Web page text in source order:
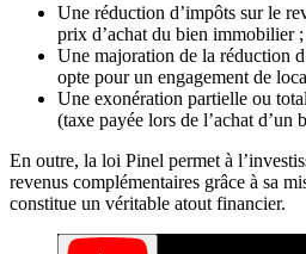
Une réduction d’impôts sur le
prix d’achat du bien immobilier ;
Une majoration de la réduction
opte pour un engagement de
Une exonération partielle ou
(taxe payée lors de l’achat d’un
En outre, la loi Pinel permet à
revenus complémentaires grâce à sa
constitue un véritable atout financier.